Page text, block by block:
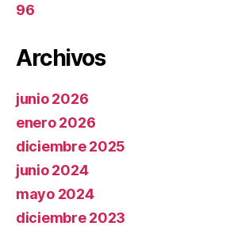
96
Archivos
junio 2026
enero 2026
diciembre 2025
junio 2024
mayo 2024
diciembre 2023